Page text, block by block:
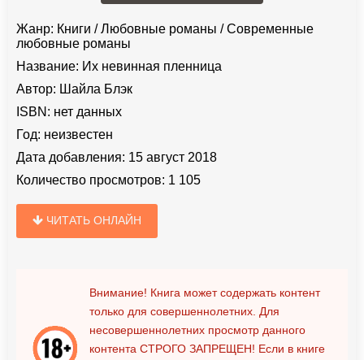
Жанр: Книги /Любовные романы /Современные
любовные романы
Название: Их невинная пленница
Автор: Шайла Блэк
ISBN: нет данных
Год: неизвестен
Дата добавления: 15 август 2018
Количество просмотров: 1 105
ЧИТАТЬ ОНЛАЙН
Внимание! Книга может содержать контент
только для совершеннолетних. Для
несовершеннолетних просмотр данного
контента СТРОГО ЗАПРЕЩЕН! Если в книге